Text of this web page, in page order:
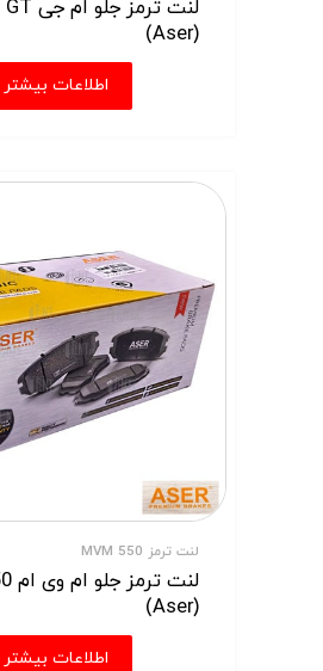
(Aser)
اطلاعات بیشتر
لنت ترمز MVM 550
(Aser)
اطلاعات بیشتر